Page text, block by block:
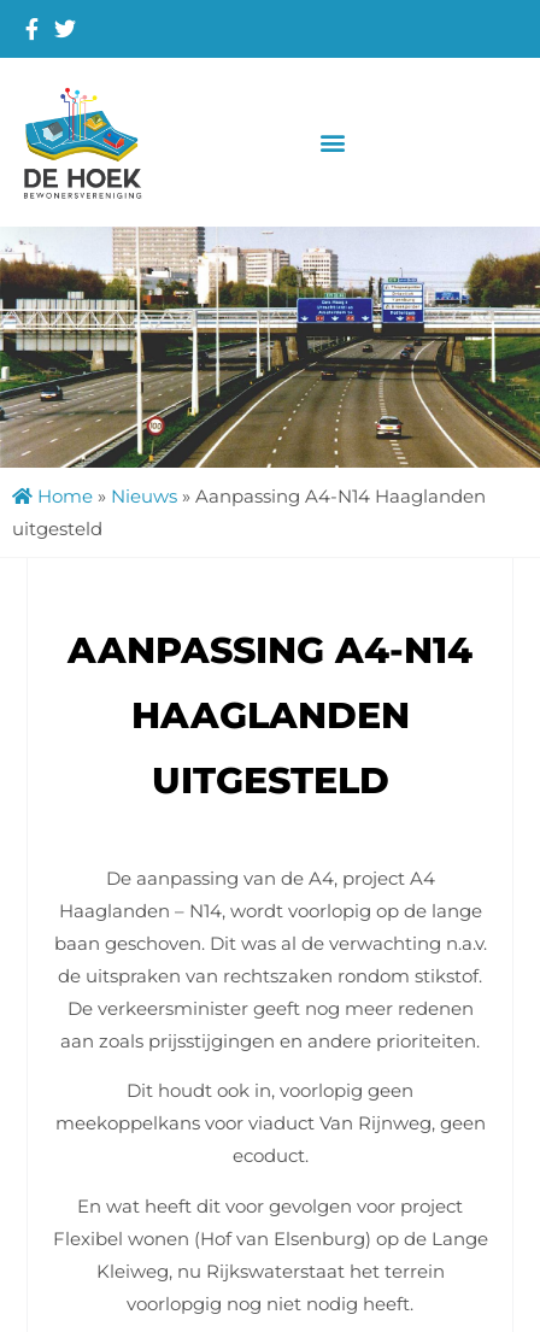
Home » Nieuws » Aanpassing A4-N14 Haaglanden
uitgesteld
AANPASSING A4-N14
HAAGLANDEN
UITGESTELD
De aanpassing van de A4, project A4
Haaglanden – N14, wordt voorlopig op de lange
baan geschoven. Dit was al de verwachting n.a.v.
de uitspraken van rechtszaken rondom stikstof.
De verkeersminister geeft nog meer redenen
aan zoals prijsstijgingen en andere prioriteiten.
Dit houdt ook in, voorlopig geen
meekoppelkans voor viaduct Van Rijnweg, geen
ecoduct.
En wat heeft dit voor gevolgen voor project
Flexibel wonen (Hof van Elsenburg) op de Lange
Kleiweg, nu Rijkswaterstaat het terrein
voorlopgig nog niet nodig heeft.